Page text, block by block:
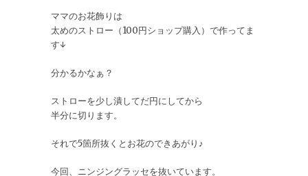
ママのお花飾りは
太めのストロー（100円ショップ購入）で作ってま
す↓
分かるかなぁ？
ストローを少し潰してだ円にしてから
半分に切ります。
それで5箇所抜くとお花のできあがり♪
今回、ニンジングラッセを抜いています。